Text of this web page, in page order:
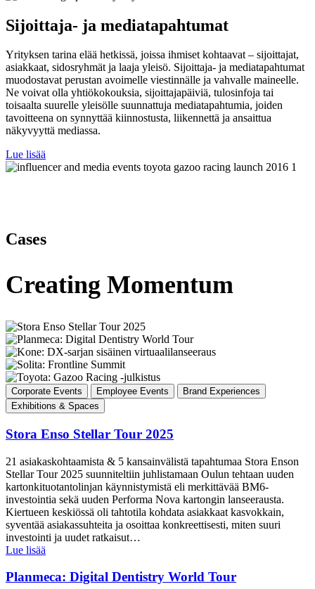
Sijoittaja- ja mediatapahtumat
Yrityksen tarina elää hetkissä, joissa ihmiset kohtaavat – sijoittajat,
asiakkaat, sidosryhmät ja laaja yleisö. Sijoittaja- ja mediatapahtumat
muodostavat perustan avoimelle viestinnälle ja vahvalle maineelle.
Ne voivat olla yhtiökokouksia, sijoittajapäiviä, tulosinfoja tai
toisaalta suurelle yleisölle suunnattuja mediatapahtumia, joiden
tavoitteena on synnyttää kiinnostusta, liikennettä ja ansaittua
näkyvyyttä mediassa.
Lue lisää
Cases
Creating Momentum
Corporate Events Employee Events
Brand Experiences
Exhibitions & Spaces
Stora Enso Stellar Tour 2025
21 asiakaskohtaamista & 5 kansainvälistä tapahtumaa Stora Enson
Stellar Tour 2025 suunniteltiin juhlistamaan Oulun tehtaan uuden
kartonkituotantolinjan käynnistymistä eli merkittävää BM6-
investointia sekä uuden Performa Nova kartongin lanseerausta.
Kiertueen keskiössä oli tahtotila kohdata asiakkaat kasvokkain,
syventää asiakassuhteita ja osoittaa konkreettisesti, miten suuri
investointi ja uudet ratkaisut…
Lue lisää
Planmeca: Digital Dentistry World Tour